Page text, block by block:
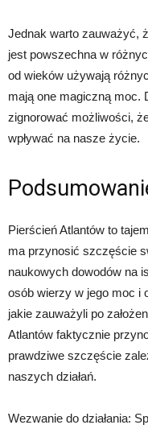
Jednak warto zauważyć,
jest powszechna w
od wieków używają
mają one magiczną moc.
zignorować możliwości,
wpływać na nasze życie.
Pierścień Atlantów to
ma przynosić szczęście
naukowych dowodów na
osób wierzy w jego moc i
jakie zauważyli po
Atlantów faktycznie
prawdziwe szczęście
naszych działań.
Wezwanie do działania: